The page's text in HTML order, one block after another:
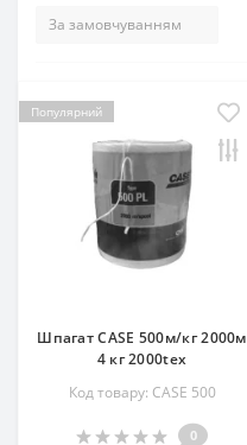
Популярний
Шпагат CASE 500м/кг 2000м
4 кг 2000tex
Код товару: CASE 500
0